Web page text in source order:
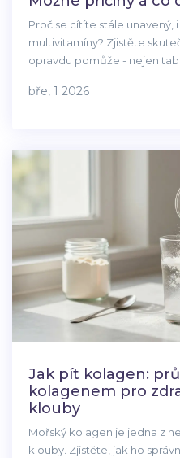
Proč se cítíte stále
multivitamíny? Zjistěte
opravdu pomůže - nejen
bře, 1 2026
Jak pít kolagen:
kolagenem pro
klouby
Mořský kolagen je jedna z
klouby. Zjistěte, jak ho